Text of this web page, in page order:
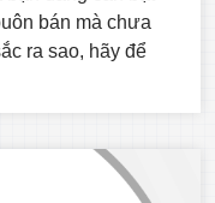
bán mà chưa
ra sao, hãy để